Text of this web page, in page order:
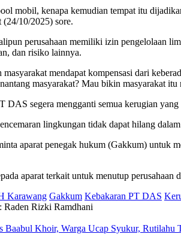
mobil, kenapa kemudian tempat itu
(24/10/2025) sore.
perusahaan memiliki izin pengelolaan
dan risiko lainnya.
mendapat kompensasi dari
masyarakat? Mau bikin masyarakat itu
DAS segera mengganti semua kerugian
lingkungan tidak dapat hilang
aparat penegak hukum (Gakkum) untuk
aparat terkait untuk menutup
Karawang Gakkum Kebakaran PT DAS
Raden Rizki Ramdhani
Baabul Khoir, Warga Ucap Syukur,